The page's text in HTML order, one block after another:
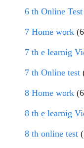
6 th Online Test
7 Home work
7 th e learnig
7 th Online test
8 Home work
8 th e learnig
8 th online test